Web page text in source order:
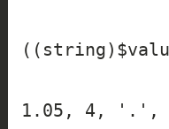
1.05, 4,